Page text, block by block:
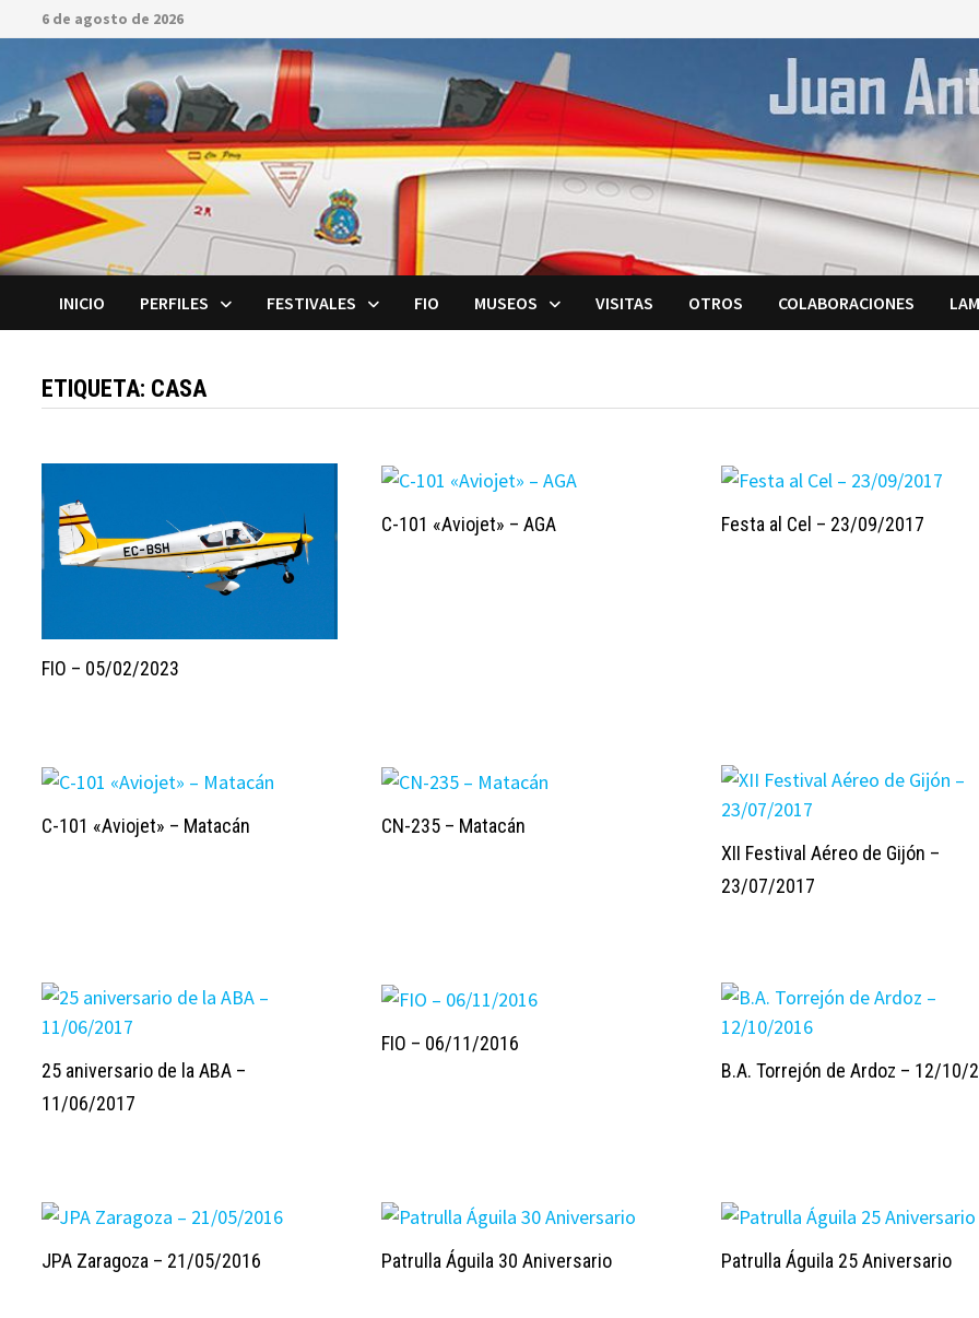
Saltar
al
contenido
6 de agosto de 2026
INICIO PERFILES FESTIVALES FIO MUSEOS VISITAS OTROS COLABORACIONES
ETIQUETA: CASA
FIO – 05/02/2023
C-101 «Aviojet» – AGA Festa al Cel – 23/09/2017
C-101 «Aviojet» – Matacán
CN-235 – Matacán
XII Festival Aéreo de Gijón –
23/07/2017
25 aniversario de la ABA –
11/06/2017
FIO – 06/11/2016
B.A. Torrejón de Ardoz – 12/10/
JPA Zaragoza – 21/05/2016 Patrulla Águila 30 Aniversario Patrulla Águila 25 Aniversario